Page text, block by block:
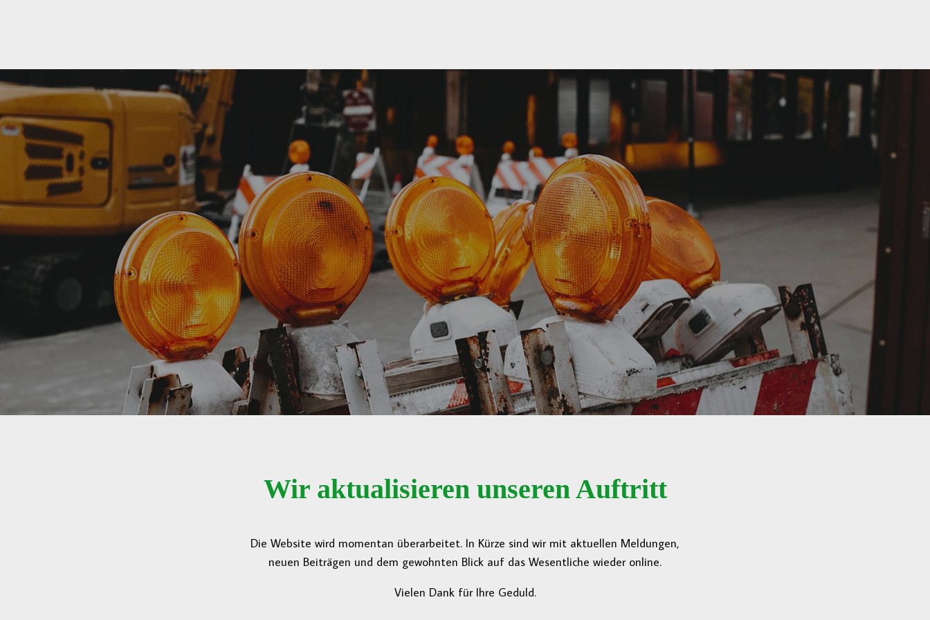
Wir aktualisieren unseren Auftritt
Die Website wird momentan überarbeitet. In Kürze sind wir mit aktuellen Meldungen,
neuen Beiträgen und dem gewohnten Blick auf das Wesentliche wieder online.
Vielen Dank für Ihre Geduld.